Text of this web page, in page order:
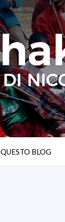
QUESTO BLOG